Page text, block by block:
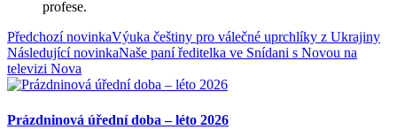
profese.
Předchozí novinkaVýuka češtiny pro válečné uprchlíky z Ukrajiny
Následující novinkaNaše paní ředitelka ve Snídani s Novou na
televizi Nova
Prázdninová úřední doba – léto 2026